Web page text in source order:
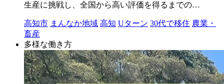
生産に挑戦し、全国から高い評価を得るまでの…
高知市 まんなか地域 高知 Uターン 30代で移住 農業・
畜産
多様な働き方